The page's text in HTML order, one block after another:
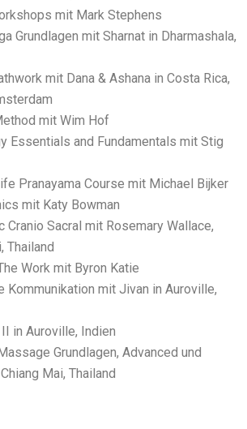
mit Mark Stephens
Grundlagen mit Sharnat in Dharmashala,
mit Dana & Ashana in Costa Rica,
mit Wim Hof
Essentials and Fundamentals mit Stig
Pranayama Course mit Michael Bijker
mit Katy Bowman
Cranio Sacral mit Rosemary Wallace,
Thailand
Work mit Byron Katie
Kommunikation mit Jivan in Auroville,
in Auroville, Indien
Grundlagen, Advanced und
Mai, Thailand